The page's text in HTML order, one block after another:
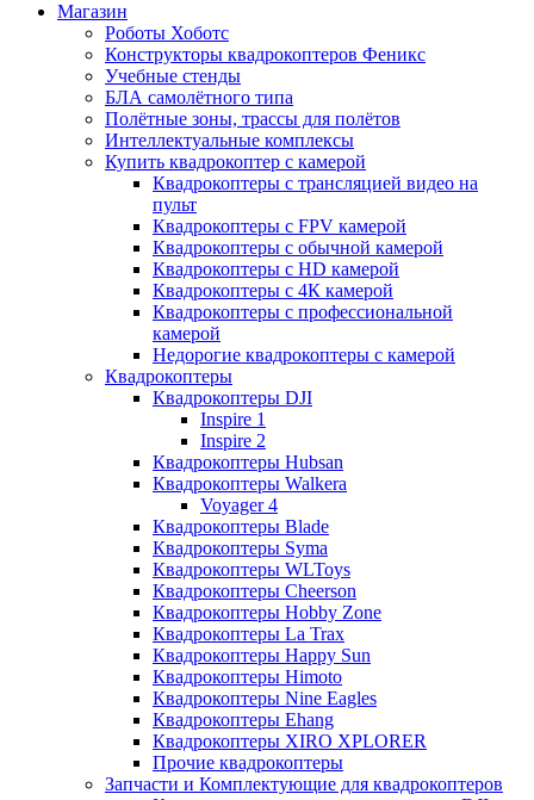
Магазин
Роботы Хоботс
Конструкторы квадрокоптеров Феникс
Учебные стенды
БЛА самолётного типа
Полётные зоны, трассы для полётов
Интеллектуальные комплексы
Купить квадрокоптер с камерой
Квадрокоптеры с трансляцией видео на
пульт
Квадрокоптеры с FPV камерой
Квадрокоптеры с обычной камерой
Квадрокоптеры с HD камерой
Квадрокоптеры с 4К камерой
Квадрокоптеры с профессиональной
камерой
Недорогие квадрокоптеры с камерой
Квадрокоптеры
Квадрокоптеры DJI
Inspire 1
Inspire 2
Квадрокоптеры Hubsan
Квадрокоптеры Walkera
Voyager 4
Квадрокоптеры Blade
Квадрокоптеры Syma
Квадрокоптеры WLToys
Квадрокоптеры Cheerson
Квадрокоптеры Hobby Zone
Квадрокоптеры La Trax
Квадрокоптеры Happy Sun
Квадрокоптеры Himoto
Квадрокоптеры Nine Eagles
Квадрокоптеры Ehang
Квадрокоптеры XIRO XPLORER
Прочие квадрокоптеры
Запчасти и Комплектующие для квадрокоптеров